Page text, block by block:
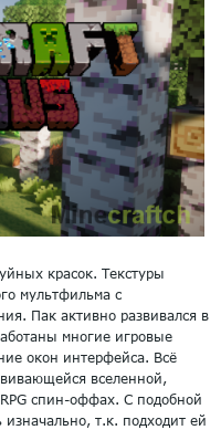
красок. Текстуры
мультфильма с
Пак активно развивался в
многие игровые
окон интерфейса. Всё
вселенной,
спин-оффах. С подобной
т.к. подходит ей